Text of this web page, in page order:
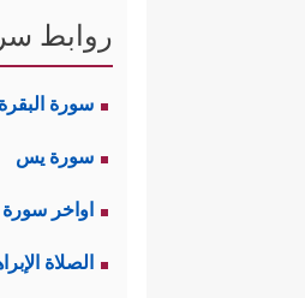
روابط
سورة البقرة
سورة يس
اواخر سورة
الصلاة